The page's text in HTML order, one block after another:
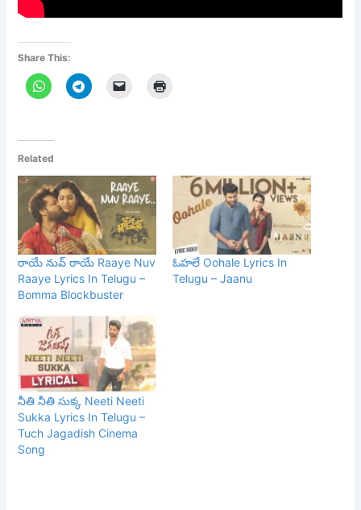
Share This:
Related
రాయే నువ్ రాయే Raaye Nuv
Raaye Lyrics In Telugu –
Bomma Blockbuster
ఓహలే Oohale Lyrics In
Telugu – Jaanu
నీతి నీతి సుక్క Neeti Neeti
Sukka Lyrics In Telugu –
Tuch Jagadish Cinema
Song